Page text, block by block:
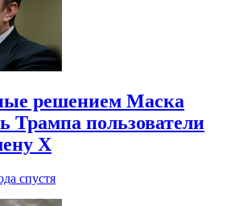
решением Маска
Трампа пользователи
X
спустя